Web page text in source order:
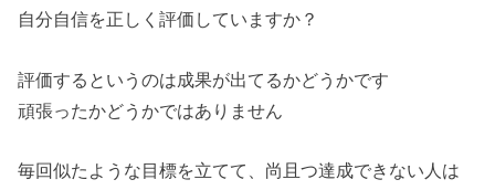
自分自信を正しく評価していますか？
評価するというのは成果が出てるかどうかです
頑張ったかどうかではありません
毎回似たような目標を立てて、尚且つ達成できない人は